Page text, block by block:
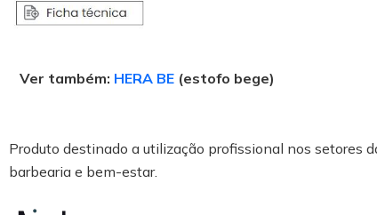
Ver também: HERA BE (estofo bege)
Produto destinado a utilização profissional nos setores
barbearia e bem-estar.